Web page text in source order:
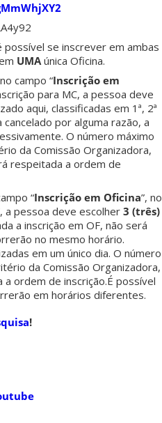
se inscrever em ambas
UMAúnica Oficina.
campo “Inscrição em
para MC, a pessoa deve
aqui, classificadas em 1ª, 2ª
por alguma razão, a
O número máximo
da Comissão Organizadora,
respeitada a ordem de
“Inscrição em Oficina”, no
a pessoa deve escolher 3 (três)
a inscrição em OF, não será
no mesmo horário.
em um único dia. O número
da Comissão Organizadora,
ordem de inscrição.É possível
em horários diferentes.
!